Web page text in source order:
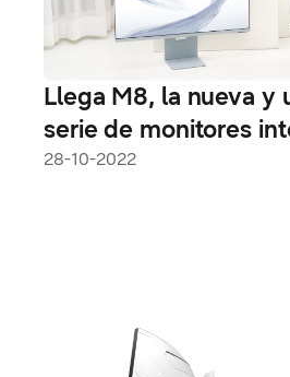
Llega M8, la nueva y
serie de monitores
Samsung Eletronics
28-10-2022